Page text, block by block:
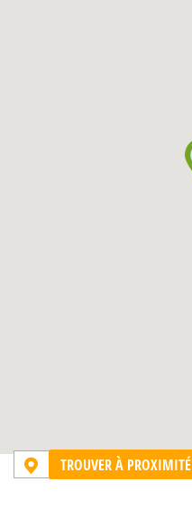
TROUVER À PROXIMITÉ